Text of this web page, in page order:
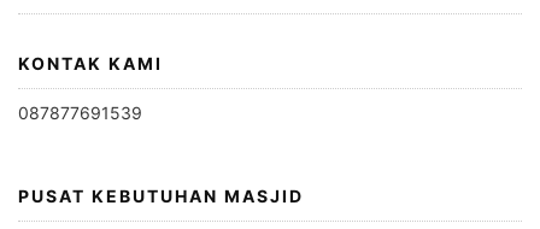
KONTAK KAMI
087877691539
PUSAT KEBUTUHAN MASJID